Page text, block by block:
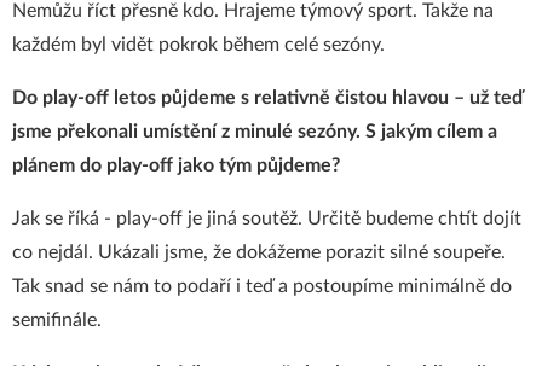
Nemůžu říct přesně kdo. Hrajeme týmový sport. Takže na
každém byl vidět pokrok během celé sezóny.
Do play-off letos půjdeme s relativně čistou hlavou – už teď
jsme překonali umístění z minulé sezóny. S jakým cílem a
plánem do play-off jako tým půjdeme?
Jak se říká - play-off je jiná soutěž. Určitě budeme chtít dojít
co nejdál. Ukázali jsme, že dokážeme porazit silné soupeře.
Tak snad se nám to podaří i teď a postoupíme minimálně do
semifinále.